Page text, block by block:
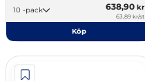
10 -pack 638,90 kr
63,89 kr/st
Köp